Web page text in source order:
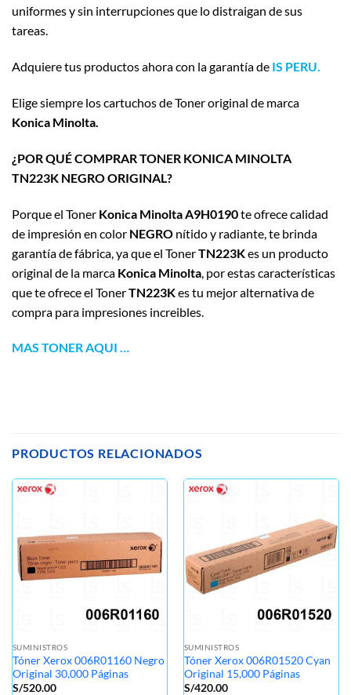
uniformes y sin interrupciones que lo distraigan de sus
tareas.
Adquiere tus productos ahora con la garantía de IS PERU.
Elige siempre los cartuchos de Toner original de marca
Konica Minolta.
¿POR QUÉ COMPRAR TONER KONICA MINOLTA
TN223K NEGRO ORIGINAL?
Porque el Toner Konica Minolta A9H0190te ofrece calidad
de impresión en color NEGRO nítido y radiante, te brinda
garantía de fábrica, ya que el TonerTN223Kes un producto
original de la marca Konica Minolta , por estas características
que te ofrece el TonerTN223Kes tu mejor alternativa de
compra para impresiones increibles.
MAS TONERAQUI …
PRODUCTOS RELACIONADOS
SUMINISTROS
Tóner Xerox 006R01160 Negro
Original 30,000 Páginas
S/520.00
SUMINISTROS
Tóner Xerox 006R01520 Cyan
Original 15,000 Páginas
S/420.00